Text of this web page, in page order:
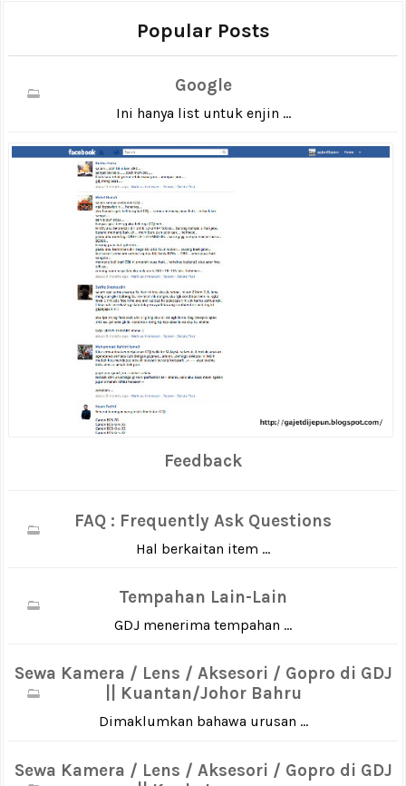
Popular Posts
Google
Ini hanya list untuk enjin ...
Feedback
FAQ : Frequently Ask Questions
Hal berkaitan item ...
Tempahan Lain-Lain
GDJ menerima tempahan ...
Sewa Kamera / Lens / Aksesori / Gopro di GDJ
|| Kuantan/Johor Bahru
Dimaklumkan bahawa urusan ...
Sewa Kamera / Lens / Aksesori / Gopro di GDJ